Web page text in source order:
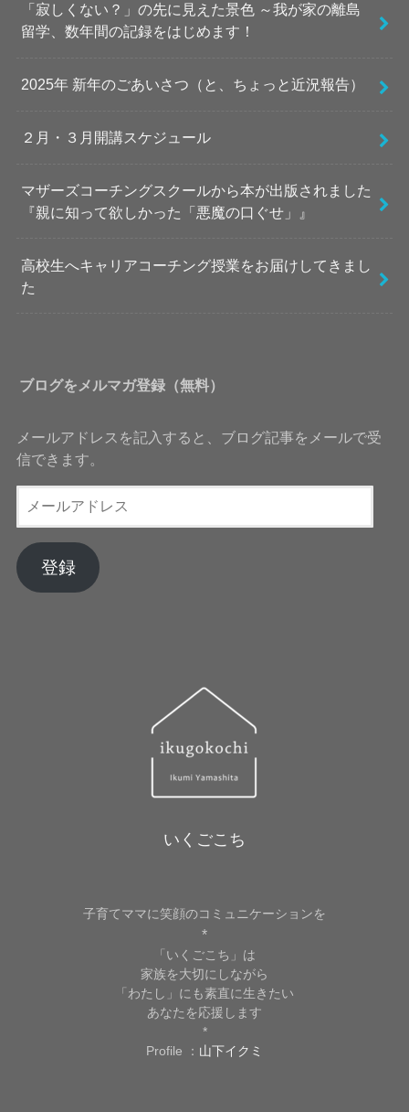
「寂しくない？」の先に見えた景色 ～我が家の離島
留学、数年間の記録をはじめます！
2025年 新年のごあいさつ（と、ちょっと近況報告）
２月・３月開講スケジュール
マザーズコーチングスクールから本が出版されました
『親に知って欲しかった「悪魔の口ぐせ」』
高校生へキャリアコーチング授業をお届けしてきまし
た
ブログをメルマガ登録（無料）
メールアドレスを記入すると、ブログ記事をメールで受
信できます。
ー
ア
ド
登録
いくごこち
子育てママに笑顔のコミュニケーションを
*
「いくごこち」は
家族を大切にしながら
「わたし」にも素直に生きたい
あなたを応援します
*
Profile ： 山下イクミ